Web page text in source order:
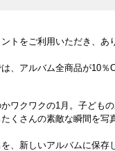
トをご利用いただき、あ
、アルバム全商品が10％
ワクワクの1月。子ども
くさんの素敵な瞬間を写
、新しいアルバムに保存